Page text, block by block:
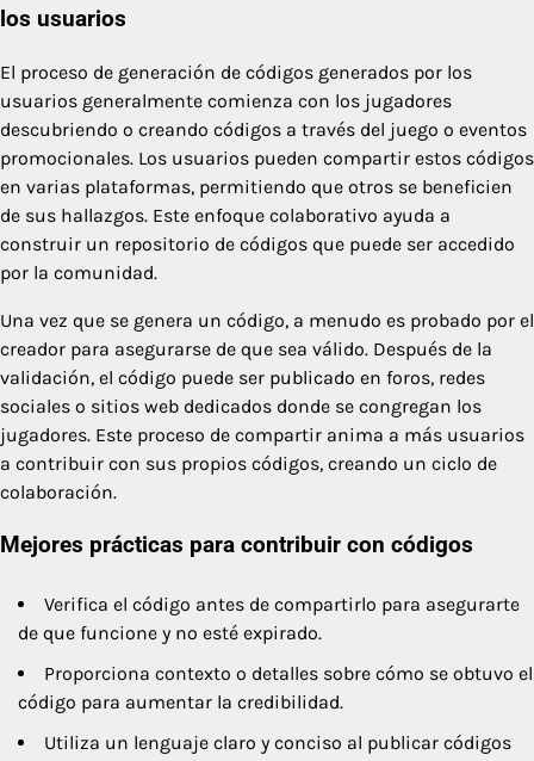
los usuarios
El proceso de generación de códigos generados por los
usuarios generalmente comienza con los jugadores
descubriendo o creando códigos a través del juego o eventos
promocionales. Los usuarios pueden compartir estos códigos
en varias plataformas, permitiendo que otros se beneficien
de sus hallazgos. Este enfoque colaborativo ayuda a
construir un repositorio de códigos que puede ser accedido
por la comunidad.
Una vez que se genera un código, a menudo es probado por el
creador para asegurarse de que sea válido. Después de la
validación, el código puede ser publicado en foros, redes
sociales o sitios web dedicados donde se congregan los
jugadores. Este proceso de compartir anima a más usuarios
a contribuir con sus propios códigos, creando un ciclo de
colaboración.
Mejores prácticas para contribuir con códigos
Verifica el código antes de compartirlo para asegurarte
de que funcione y no esté expirado.
Proporciona contexto o detalles sobre cómo se obtuvo el
código para aumentar la credibilidad.
Utiliza un lenguaje claro y conciso al publicar códigos